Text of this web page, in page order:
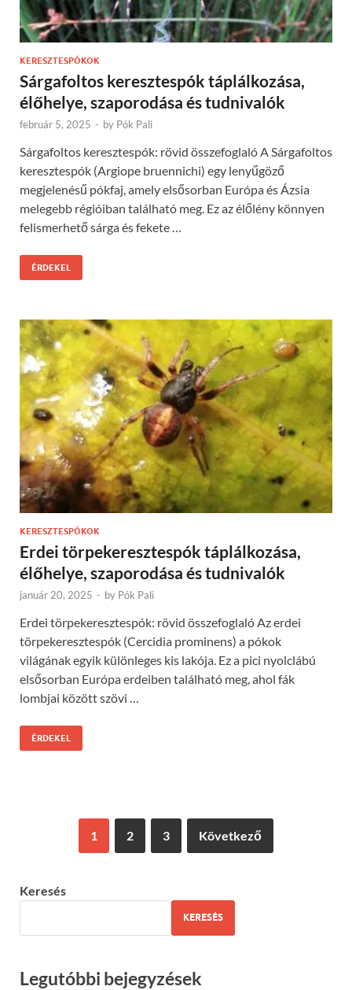
KERESZTESPÓKOK
Sárgafoltos keresztespók táplálkozása,
élőhelye, szaporodása és tudnivalók
február 5, 2025 - by Pók Pali
Sárgafoltos keresztespók: rövid összefoglaló A Sárgafoltos
keresztespók (Argiope bruennichi) egy lenyűgöző
megjelenésű pókfaj, amely elsősorban Európa és Ázsia
melegebb régióiban található meg. Ez az élőlény könnyen
felismerhető sárga és fekete …
ÉRDEKEL
KERESZTESPÓKOK
Erdei törpekeresztespók táplálkozása,
élőhelye, szaporodása és tudnivalók
január 20, 2025 - by Pók Pali
Erdei törpekeresztespók: rövid összefoglaló Az erdei
törpekeresztespók (Cercidia prominens) a pókok
világának egyik különleges kis lakója. Ez a pici nyolclábú
elsősorban Európa erdeiben található meg, ahol fák
lombjai között szövi …
ÉRDEKEL
1 2 3 Következő
Keresés
KERESÉS
Legutóbbi bejegyzések